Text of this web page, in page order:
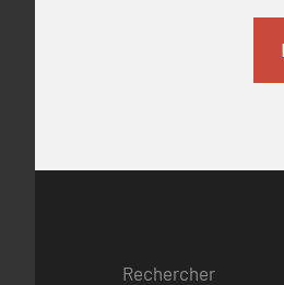
Rechercher